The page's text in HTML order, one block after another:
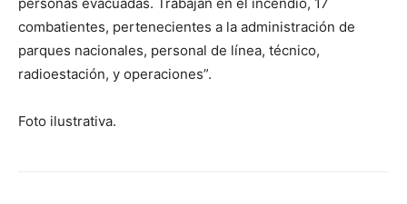
combatientes, pertenecientes a la administración de
parques nacionales, personal de línea, técnico,
radioestación, y operaciones”.
Foto ilustrativa.